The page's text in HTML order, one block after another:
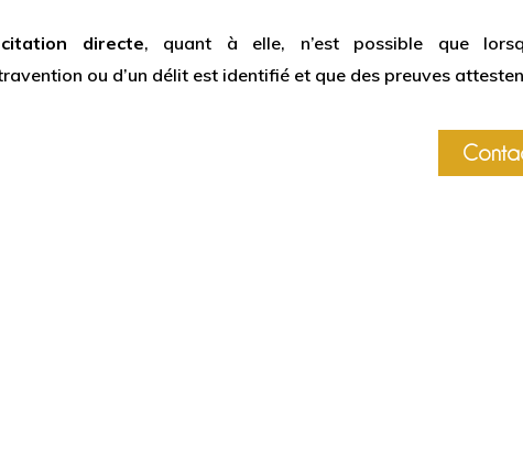
citation directe, quant à elle, n’est possible que
ou d’un délit est identifié et que des preuves